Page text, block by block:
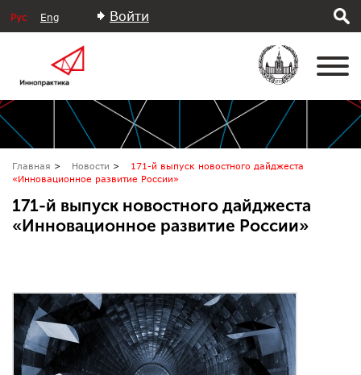
Рус Eng Войти
Главная Новости
171-й выпуск новостного дайджеста
«Инновационное развитие России»
171-й выпуск новостного дайджеста
«Инновационное развитие России»